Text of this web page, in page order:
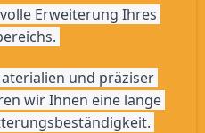
Erweiterung Ihres
und präziser
wir Ihnen eine lange